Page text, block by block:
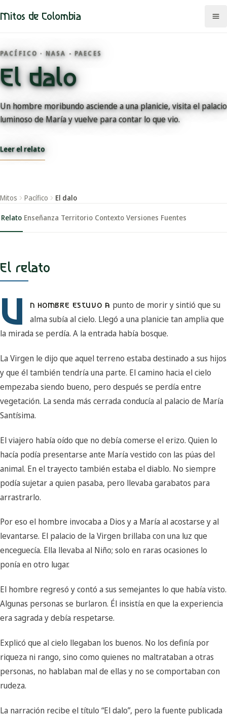
Mitos de Colombia
Mitos
Regiones
Categorías
Mapa
PACÍFICO · NASA - PAECES
El dalo
Un hombre moribundo asciende a una planicie, visita el palacio
luminoso de María y vuelve para contar lo que vio.
Leer el relato
Mitos Pacífico El dalo
Relato Enseñanza Territorio Contexto Versiones Fuentes
El relato
U N HOMBRE ESTUVO A punto de morir y sintió que su
alma subía al cielo. Llegó a una planicie tan amplia que
la mirada se perdía. A la entrada había bosque.
La Virgen le dijo que aquel terreno estaba destinado a sus hijos
y que él también tendría una parte. El camino hacia el cielo
empezaba siendo bueno, pero después se perdía entre
vegetación. La senda más cerrada conducía al palacio de María
Santísima.
El viajero había oído que no debía comerse el erizo. Quien lo
hacía podía presentarse ante María vestido con las púas del
animal. En el trayecto también estaba el diablo. No siempre
podía sujetar a quien pasaba, pero llevaba garabatos para
arrastrarlo.
Por eso el hombre invocaba a Dios y a María al acostarse y al
levantarse. El palacio de la Virgen brillaba con una luz que
enceguecía. Ella llevaba al Niño; solo en raras ocasiones lo
ponía en otro lugar.
El hombre regresó y contó a sus semejantes lo que había visto.
Algunas personas se burlaron. Él insistía en que la experiencia
era sagrada y debía respetarse.
Explicó que al cielo llegaban los buenos. No los definía por
riqueza ni rango, sino como quienes no maltrataban a otras
personas, no hablaban mal de ellas y no se comportaban con
rudeza.
La narración recibe el título “El dalo”, pero la fuente publicada